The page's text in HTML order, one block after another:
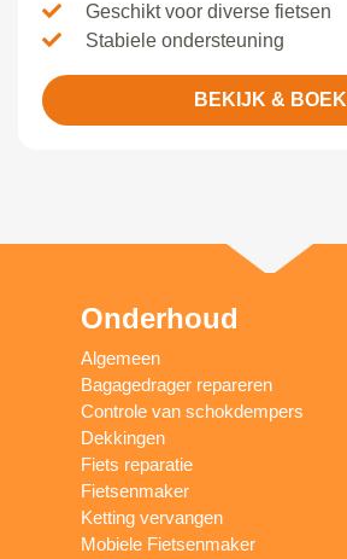
Geschikt voor diverse fietsen
Stabiele ondersteuning
BEKIJK & BOEK
Onderhoud
Algemeen
Bagagedrager repareren
Controle van schokdempers
Dekkingen
Fiets reparatie
Fietsenmaker
Ketting vervangen
Mobiele Fietsenmaker